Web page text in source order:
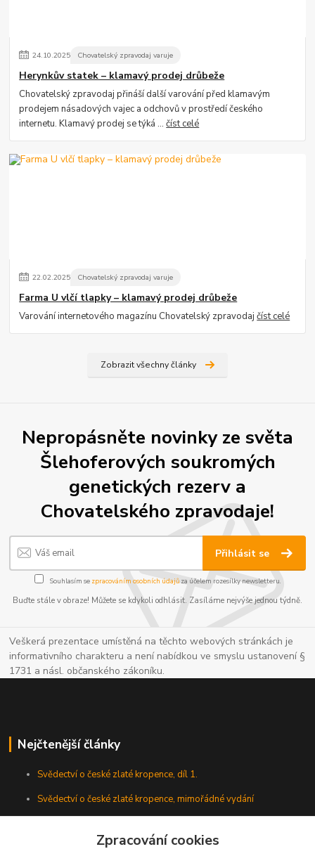
24.10.2025 Chovatelský zpravodaj varuje
Herynkův statek – klamavý prodej drůbeže
Chovatelský zpravodaj přináší další varování před klamavým
prodejem násadových vajec a odchovů v prostředí českého
internetu. Klamavý prodej se týká ...číst celé
22.02.2025 Chovatelský zpravodaj varuje
Farma U vlčí tlapky – klamavý prodej drůbeže
Varování internetového magazínu Chovatelský zpravodajčíst celé
Zobrazit všechny články
Nepropásněte novinky ze světa
Šlehoferových soukromých
genetických rezerv a
Chovatelského zpravodaje!
Přihlásit se
Souhlasím se zpracováním osobních údajůza účelem rozesílky newsletteru.
Buďte stále v obraze! Můžete se kdykoli odhlásit. Zasíláme nejvýše jednou týdně.
Veškerá prezentace umístěná na těchto webových stránkách je
informativního charakteru a není nabídkou ve smyslu ustanovení §
1731 a násl. občanského zákoníku.
Nejčtenější články
Svědectví o české zlaté kropence, díl 1.
Svědectví o české zlaté kropence, mimořádné vydání
Zpracování cookies